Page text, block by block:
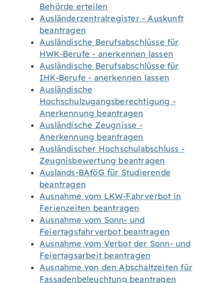
Behörde erteilen
Ausländerzentralregister - Auskunft
beantragen
Ausländische Berufsabschlüsse für
HWK-Berufe - anerkennen lassen
Ausländische Berufsabschlüsse für
IHK-Berufe - anerkennen lassen
Ausländische
Hochschulzugangsberechtigung -
Anerkennung beantragen
Ausländische Zeugnisse -
Anerkennung beantragen
Ausländischer Hochschulabschluss -
Zeugnisbewertung beantragen
Auslands-BAföG für Studierende
beantragen
Ausnahme vom LKW-Fahrverbot in
Ferienzeiten beantragen
Ausnahme vom Sonn- und
Feiertagsfahrverbot beantragen
Ausnahme vom Verbot der Sonn- und
Feiertagsarbeit beantragen
Ausnahme von den Abschaltzeiten für
Fassadenbeleuchtung beantragen